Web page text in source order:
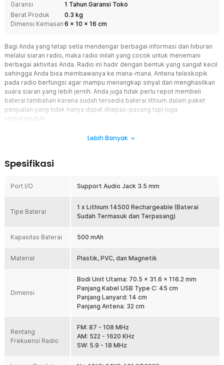
Garansi
1 Tahun Garansi Toko
Berat Produk
0.3 kg
Dimensi Kemasan 6 x 10 x 16 cm
Bagi Anda yang tetap setia mendengar berbagai informasi dan hiburan
melalui siaran radio, maka radio inilah yang cocok untuk menemani
berbagai aktivitas Anda. Radio ini hadir dengan bentuk yang sangat kecil
sehingga Anda bisa membawanya ke mana-mana. Antena teleskopik
pada radio berfungsi agar mampu menangkap sinyal dan menghasilkan
suara siaran yang lebih jernih. Anda juga tidak perlu repot membeli
baterai tambahan karena sudah tersedia baterai lithium dalam paket
penjualan yang tidak hanya dapat dilepas-pasang tapi juga
rechargeable.
Didesain untuk mendukung sinyal FM, AM, serta SW yang mencakup
berbagai stasiun radio dengan pilihan tanpa batas. Tidak ada lagi
hari yang membosankan saat Anda berada di situasi atau lokasi di
Teknologi DSP Canggih
serta multiple conversion, receiver ini mampu menangkap sinyal
dengan sangat baik, bahkan dalam kondisi penerimaan yang lemah.
situasi, baik di kota maupun di area terpencil.
Radio ini ditenagai dengan baterai lithium 14500 berdaya 500 mAh
yang dapat dilepas serta diisi ulang dayanya. Membuat Anda tidak
perlu repot ke warung atau toko untuk membeli baterai lagi ketika
Kelengkapan Produk
Rincian yang Anda dapatkan untuk pembelian produk ini:
Lebih Banyak
Spesifikasi
Port I/O Support Audio Jack 3.5 mm
Tipe Baterai
1 x Lithium 14500 Rechargeable (Baterai
Sudah Termasuk dan Terpasang)
Kapasitas Baterai 500 mAh
Material Plastik, PVC, dan Magnetik
Dimensi
Bodi Unit Utama: 70.5 x 31.6 x 116.2 mm
Panjang Kabel USB Type C: 45 cm
Panjang Lanyard: 14 cm
Panjang Antena: 32 cm
Rentang
Frekuensi Radio
FM: 87 - 108 MHz
AM: 522 - 1620 KHz
SW: 5.9 - 18 MHz